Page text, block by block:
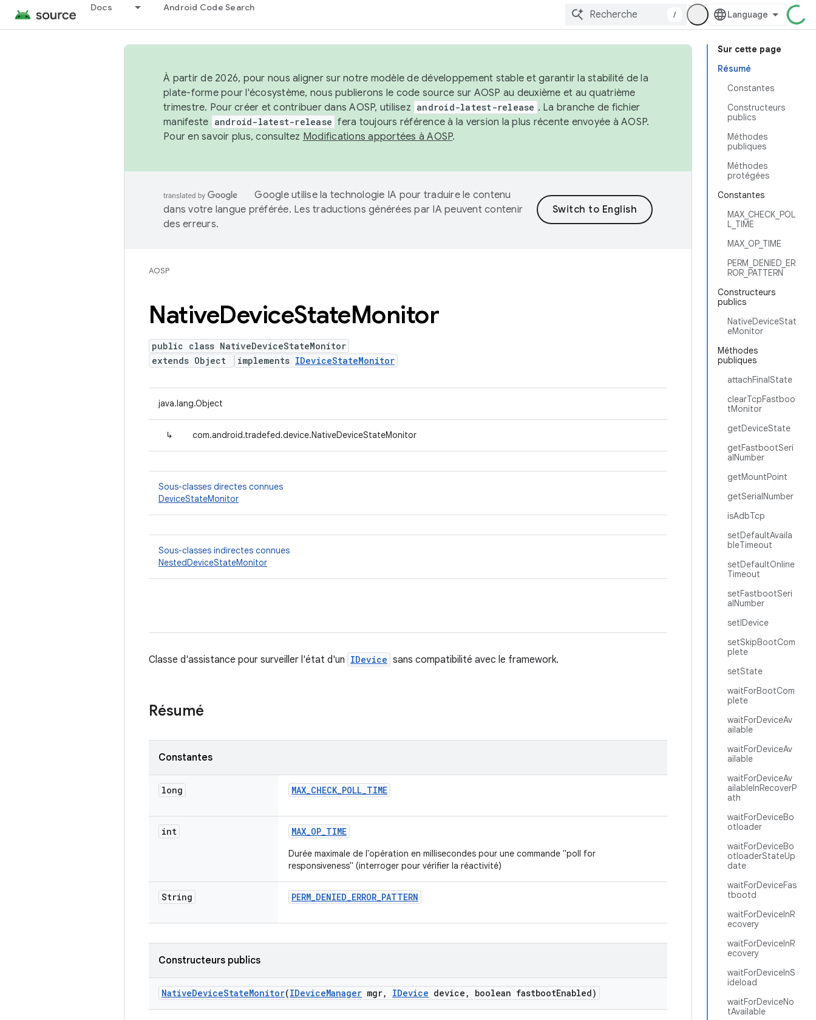
Docs Android Code Search
/
Sur cette page
Résumé
Constantes
Constructeurs
publics
Méthodes
publiques
Méthodes
protégées
Constantes
MAX_CHECK_POL
L_TIME
MAX_OP_TIME
PERM_DENIED_ER
ROR_PATTERN
Constructeurs
publics
NativeDeviceStat
eMonitor
Méthodes
publiques
attachFinalState
clearTcpFastboo
tMonitor
getDeviceState
getFastbootSeri
alNumber
getMountPoint
getSerialNumber
isAdbTcp
setDefaultAvaila
bleTimeout
setDefaultOnline
Timeout
setFastbootSeri
alNumber
setIDevice
setSkipBootCom
plete
setState
waitForBootCom
plete
waitForDeviceAv
ailable
waitForDeviceAv
ailable
waitForDeviceAv
ailableInRecoverP
ath
waitForDeviceBo
otloader
waitForDeviceBo
otloaderStateUp
date
waitForDeviceFas
tbootd
waitForDeviceInR
ecovery
waitForDeviceInR
ecovery
waitForDeviceInS
ideload
waitForDeviceNo
tAvailable
À partir de 2026, pour nous aligner sur notre modèle de développement stable et garantir la stabilité de la
plate-forme pour l'écosystème, nous publierons le code source sur AOSP au deuxième et au quatrième
trimestre. Pour créer et contribuer dans AOSP, utilisez android-latest-release . La branche de fichier
manifeste android-latest-release fera toujours référence à la version la plus récente envoyée à AOSP.
Pour en savoir plus, consultez Modifications apportées à AOSP.
Google utilise la technologie IA pour traduire le contenu
dans votre langue préférée. Les traductions générées par IA peuvent contenir
des erreurs.
AOSP
NativeDeviceStateMonitor
public class NativeDeviceStateMonitor
extends Object
implements IDeviceStateMonitor
java.lang.Object
↳ com.android.tradefed.device.NativeDeviceStateMonitor
Sous-classes directes connues
DeviceStateMonitor
Sous-classes indirectes connues
NestedDeviceStateMonitor
Classe d'assistance pour surveiller l'état d'un IDevice sans compatibilité avec le framework.
Résumé
Constantes
long MAX_CHECK_POLL_TIME
int MAX_OP_TIME
Durée maximale de l'opération en millisecondes pour une commande "poll for
responsiveness" (interroger pour vérifier la réactivité)
String PERM_DENIED_ERROR_PATTERN
Constructeurs publics
NativeDeviceStateMonitor(IDeviceManager mgr, IDevice device , boolean fastbootEnabled)